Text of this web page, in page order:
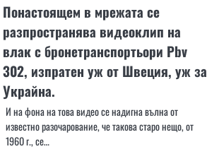
Понастоящем в мрежата се
разпространява видеоклип на
влак с бронетранспортьори Pbv
302, изпратен уж от Швеция, уж за
Украйна.
И на фона на това видео се надигна вълна от
известно разочарование, че такова старо нещо, от
1960 г., се…